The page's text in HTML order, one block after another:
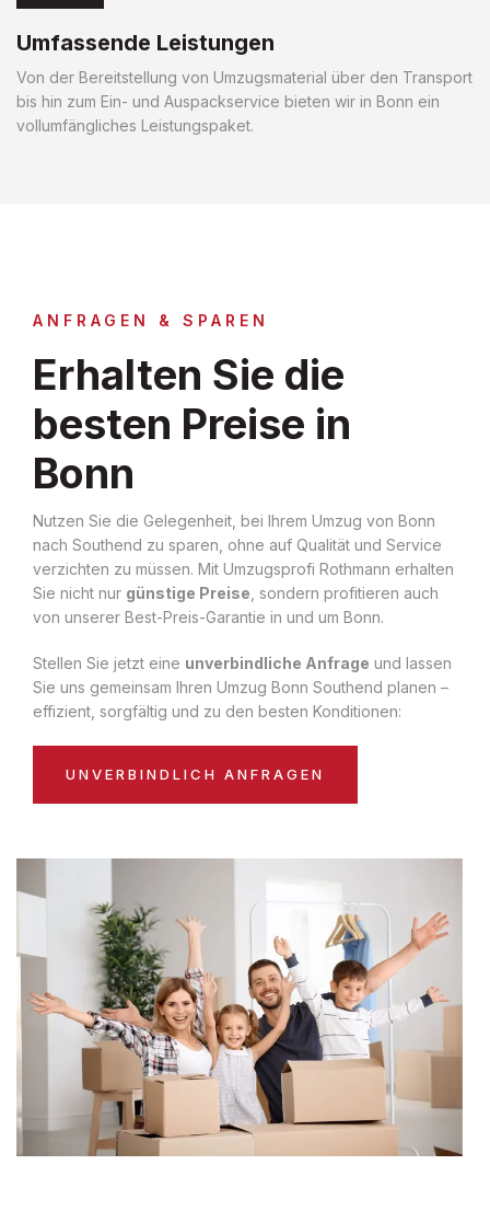
Umfassende Leistungen
Von der Bereitstellung von Umzugsmaterial über den Transport
bis hin zum Ein- und Auspackservice bieten wir in Bonn ein
vollumfängliches Leistungspaket.
ANFRAGEN & SPAREN
Erhalten Sie die
besten Preise in
Bonn
Nutzen Sie die Gelegenheit, bei Ihrem Umzug von Bonn
nach Southend zu sparen, ohne auf Qualität und Service
verzichten zu müssen. Mit Umzugsprofi Rothmann erhalten
Sie nicht nur günstige Preise , sondern profitieren auch
von unserer Best-Preis-Garantie in und um Bonn.
Stellen Sie jetzt eine unverbindliche Anfrage und lassen
Sie uns gemeinsam Ihren Umzug Bonn Southend planen –
effizient, sorgfältig und zu den besten Konditionen:
UNVERBINDLICH ANFRAGEN